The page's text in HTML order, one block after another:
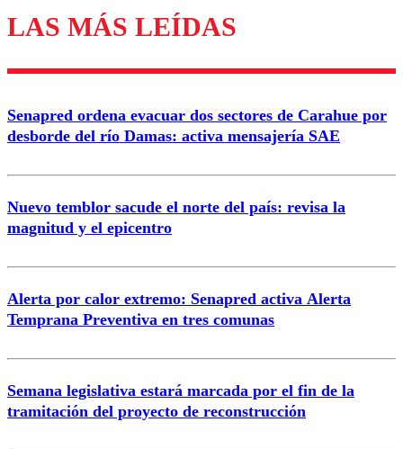
Enviar comentario
LAS MÁS LEÍDAS
Senapred ordena evacuar dos sectores de Carahue por
desborde del río Damas: activa mensajería SAE
Nuevo temblor sacude el norte del país: revisa la
magnitud y el epicentro
Alerta por calor extremo: Senapred activa Alerta
Temprana Preventiva en tres comunas
Semana legislativa estará marcada por el fin de la
tramitación del proyecto de reconstrucción